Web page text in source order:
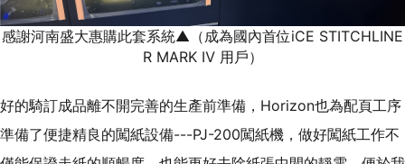
感謝河南盛大惠購此套系統▲（成為國內首位iCE STITCHLINE
R MARK Ⅳ 用戶）
好的騎訂成品離不開完善的生產前準備，Horizon也為配頁工序
準備了便捷精良的闖紙設備---PJ-200闖紙機，做好闖紙工作不